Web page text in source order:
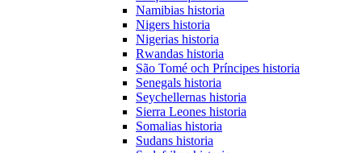
Namibias historia
Nigers historia
Nigerias historia
Rwandas historia
São Tomé och Príncipes historia
Senegals historia
Seychellernas historia
Sierra Leones historia
Somalias historia
Sudans historia